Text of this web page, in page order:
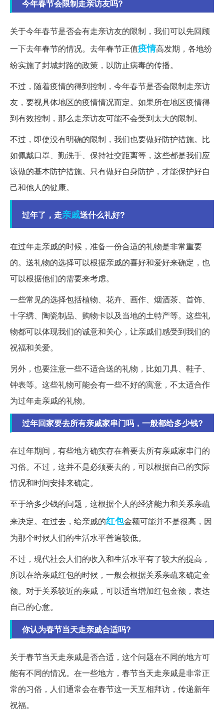
今年春节会限制走亲访友吗?
关于今年春节是否会有走亲访友的限制，我们可以先回顾
一下去年春节的情况。去年春节正值疫情高发期，各地纷
纷实施了封城封路的政策，以防止病毒的传播。
不过，随着疫情的得到控制，今年春节是否会限制走亲访
友，要视具体地区的疫情情况而定。如果所在地区疫情得
到有效控制，那么走亲访友可能不会受到太大的限制。
不过，即使没有明确的限制，我们也要做好防护措施。比
如佩戴口罩、勤洗手、保持社交距离等，这些都是我们应
该做的基本防护措施。只有做好自身防护，才能保护好自
己和他人的健康。
过年了，走亲戚送什么礼好?
在过年走亲戚的时候，准备一份合适的礼物是非常重要
的。送礼物的选择可以根据亲戚的喜好和爱好来确定，也
可以根据他们的需要来考虑。
一些常见的选择包括植物、花卉、画作、烟酒茶、首饰、
十字绣、陶瓷制品、购物卡以及当地的土特产等。这些礼
物都可以体现我们的诚意和关心，让亲戚们感受到我们的
祝福和关爱。
另外，也要注意一些不适合送的礼物，比如刀具、鞋子、
钟表等。这些礼物可能会有一些不好的寓意，不太适合作
为过年走亲戚的礼物。
过年回家要去所有亲戚家串门吗，一般都给多少钱?
在过年期间，有些地方确实存在着要去所有亲戚家串门的
习俗。不过，这并不是必须要去的，可以根据自己的实际
情况和时间安排来确定。
至于给多少钱的问题，这根据个人的经济能力和关系亲疏
来决定。在过去，给亲戚的红包金额可能并不是很高，因
为那个时候人们的生活水平普遍较低。
不过，现代社会人们的收入和生活水平有了较大的提高，
所以在给亲戚红包的时候，一般会根据关系亲疏来确定金
额。对于关系较近的亲戚，可以适当增加红包金额，表达
自己的心意。
你认为春节当天走亲戚合适吗?
关于春节当天走亲戚是否合适，这个问题在不同的地方可
能有不同的情况。在一些地方，春节当天走亲戚是非常正
常的习俗，人们通常会在春节这一天互相拜访，传递新年
祝福。